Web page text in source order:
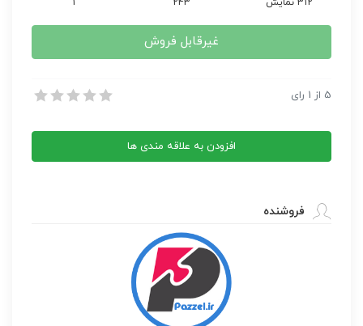
312 نمایش 243
1
غیرقابل فروش
کتاب عشق سیال
5 از 1 رای
افزودن به علاقه مندی ها
فروشنده